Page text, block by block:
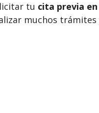
tu cita previa
muchos trámites